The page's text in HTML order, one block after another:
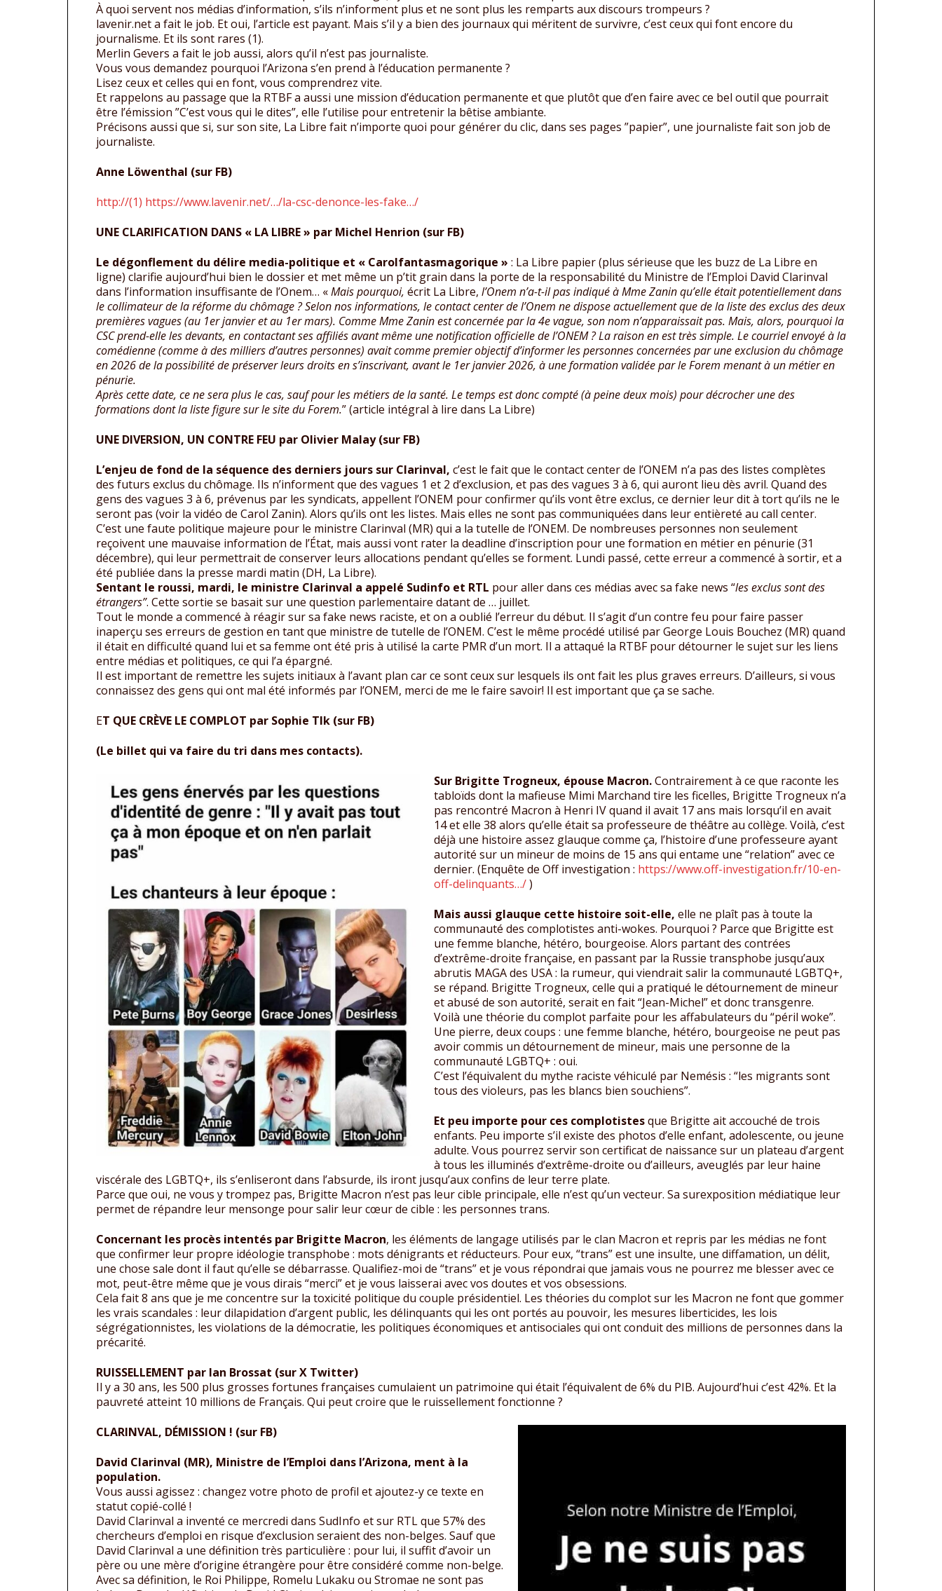
À quoi servent nos médias d’information, s’ils n’informent plus et ne sont plus les remparts aux discours trompeurs ?
lavenir.net a fait le job. Et oui, l’article est payant. Mais s’il y a bien des journaux qui méritent de survivre, c’est ceux qui font encore du
journalisme. Et ils sont rares (1).
Merlin Gevers a fait le job aussi, alors qu’il n’est pas journaliste.
Vous vous demandez pourquoi l’Arizona s’en prend à l’éducation permanente ?
Lisez ceux et celles qui en font, vous comprendrez vite.
Et rappelons au passage que la RTBF a aussi une mission d’éducation permanente et que plutôt que d’en faire avec ce bel outil que pourrait
être l’émission ”C’est vous qui le dites”, elle l’utilise pour entretenir la bêtise ambiante.
Précisons aussi que si, sur son site, La Libre fait n’importe quoi pour générer du clic, dans ses pages ”papier”, une journaliste fait son job de
journaliste.
Anne Löwenthal (sur FB)
http://(1) https://www.lavenir.net/…/la-csc-denonce-les-fake…/
UNE CLARIFICATION DANS « LA LIBRE » par Michel Henrion (sur FB)
Le dégonflement du délire media-politique et « Carolfantasmagorique » : La Libre papier (plus sérieuse que les buzz de La Libre en
ligne) clarifie aujourd’hui bien le dossier et met même un p’tit grain dans la porte de la responsabilité du Ministre de l’Emploi David Clarinval
dans l’information insuffisante de l’Onem… «Mais pourquoi, écrit La Libre, l’Onem n’a-t-il pas indiqué à Mme Zanin qu’elle était potentiellement dans
le collimateur de la réforme du chômage ? Selon nos informations, le contact center de l’Onem ne dispose actuellement que de la liste des exclus des deux
premières vagues (au 1er janvier et au 1er mars). Comme Mme Zanin est concernée par la 4e vague, son nom n’apparaissait pas. Mais, alors, pourquoi la
CSC prend-elle les devants, en contactant ses affiliés avant même une notification officielle de l’ONEM ? La raison en est très simple. Le courriel envoyé à la
comédienne (comme à des milliers d’autres personnes) avait comme premier objectif d’informer les personnes concernées par une exclusion du chômage
en 2026 de la possibilité de préserver leurs droits en s’inscrivant, avant le 1er janvier 2026, à une formation validée par le Forem menant à un métier en
pénurie.
Après cette date, ce ne sera plus le cas, sauf pour les métiers de la santé. Le temps est donc compté (à peine deux mois) pour décrocher une des
formations dont la liste figure sur le site du Forem.” (article intégral à lire dans La Libre)
UNE DIVERSION, UN CONTRE FEU par Olivier Malay (sur FB)
L’enjeu de fond de la séquence des derniers jours sur Clarinval, c’est le fait que le contact center de l’ONEM n’a pas des listes complètes
des futurs exclus du chômage. Ils n’informent que des vagues 1 et 2 d’exclusion, et pas des vagues 3 à 6, qui auront lieu dès avril. Quand des
gens des vagues 3 à 6, prévenus par les syndicats, appellent l’ONEM pour confirmer qu’ils vont être exclus, ce dernier leur dit à tort qu’ils ne le
seront pas (voir la vidéo de Carol Zanin). Alors qu’ils ont les listes. Mais elles ne sont pas communiquées dans leur entièreté au call center.
C’est une faute politique majeure pour le ministre Clarinval (MR) qui a la tutelle de l’ONEM. De nombreuses personnes non seulement
reçoivent une mauvaise information de l’État, mais aussi vont rater la deadline d’inscription pour une formation en métier en pénurie (31
décembre), qui leur permettrait de conserver leurs allocations pendant qu’elles se forment. Lundi passé, cette erreur a commencé à sortir, et a
été publiée dans la presse mardi matin (DH, La Libre).
Sentant le roussi, mardi, le ministre Clarinval a appelé Sudinfo et RTL pour aller dans ces médias avec sa fake news “les exclus sont des
étrangers”. Cette sortie se basait sur une question parlementaire datant de … juillet.
Tout le monde a commencé à réagir sur sa fake news raciste, et on a oublié l’erreur du début. Il s’agit d’un contre feu pour faire passer
inaperçu ses erreurs de gestion en tant que ministre de tutelle de l’ONEM. C’est le même procédé utilisé par George Louis Bouchez (MR) quand
il était en difficulté quand lui et sa femme ont été pris à utilisé la carte PMR d’un mort. Il a attaqué la RTBF pour détourner le sujet sur les liens
entre médias et politiques, ce qui l’a épargné.
Il est important de remettre les sujets initiaux à l’avant plan car ce sont ceux sur lesquels ils ont fait les plus graves erreurs. D’ailleurs, si vous
connaissez des gens qui ont mal été informés par l’ONEM, merci de me le faire savoir! Il est important que ça se sache.
ET QUE CRÈVE LE COMPLOT par Sophie Tlk (sur FB)
(Le billet qui va faire du tri dans mes contacts).
Sur Brigitte Trogneux, épouse Macron.Contrairement à ce que raconte les
tabloïds dont la mafieuse Mimi Marchand tire les ficelles, Brigitte Trogneux n’a
pas rencontré Macron à Henri IV quand il avait 17 ans mais lorsqu’il en avait
14 et elle 38 alors qu’elle était sa professeure de théâtre au collège. Voilà, c’est
déjà une histoire assez glauque comme ça, l’histoire d’une professeure ayant
autorité sur un mineur de moins de 15 ans qui entame une “relation” avec ce
dernier. (Enquête de Off investigation : https://www.off-investigation.fr/10-en-
off-delinquants…/)
Mais aussi glauque cette histoire soit-elle, elle ne plaît pas à toute la
communauté des complotistes anti-wokes. Pourquoi ? Parce que Brigitte est
une femme blanche, hétéro, bourgeoise. Alors partant des contrées
d’extrême-droite française, en passant par la Russie transphobe jusqu’aux
abrutis MAGA des USA : la rumeur, qui viendrait salir la communauté LGBTQ+,
se répand. Brigitte Trogneux, celle qui a pratiqué le détournement de mineur
et abusé de son autorité, serait en fait “Jean-Michel” et donc transgenre.
Voilà une théorie du complot parfaite pour les affabulateurs du “péril woke”.
Une pierre, deux coups : une femme blanche, hétéro, bourgeoise ne peut pas
avoir commis un détournement de mineur, mais une personne de la
communauté LGBTQ+ : oui.
C’est l’équivalent du mythe raciste véhiculé par Nemésis : “les migrants sont
tous des violeurs, pas les blancs bien souchiens”.
Et peu importe pour ces complotistesque Brigitte ait accouché de trois
enfants. Peu importe s’il existe des photos d’elle enfant, adolescente, ou jeune
adulte. Vous pourrez servir son certificat de naissance sur un plateau d’argent
à tous les illuminés d’extrême-droite ou d’ailleurs, aveuglés par leur haine
viscérale des LGBTQ+, ils s’enliseront dans l’absurde, ils iront jusqu’aux confins de leur terre plate.
Parce que oui, ne vous y trompez pas, Brigitte Macron n’est pas leur cible principale, elle n’est qu’un vecteur. Sa surexposition médiatique leur
permet de répandre leur mensonge pour salir leur cœur de cible : les personnes trans.
Concernant les procès intentés par Brigitte Macron, les éléments de langage utilisés par le clan Macron et repris par les médias ne font
que confirmer leur propre idéologie transphobe : mots dénigrants et réducteurs. Pour eux, “trans” est une insulte, une diffamation, un délit,
une chose sale dont il faut qu’elle se débarrasse. Qualifiez-moi de “trans” et je vous répondrai que jamais vous ne pourrez me blesser avec ce
mot, peut-être même que je vous dirais “merci” et je vous laisserai avec vos doutes et vos obsessions.
Cela fait 8 ans que je me concentre sur la toxicité politique du couple présidentiel. Les théories du complot sur les Macron ne font que gommer
les vrais scandales : leur dilapidation d’argent public, les délinquants qui les ont portés au pouvoir, les mesures liberticides, les lois
ségrégationnistes, les violations de la démocratie, les politiques économiques et antisociales qui ont conduit des millions de personnes dans la
précarité.
RUISSELLEMENT par Ian Brossat (sur X Twitter)
Il y a 30 ans, les 500 plus grosses fortunes françaises cumulaient un patrimoine qui était l’équivalent de 6% du PIB. Aujourd’hui c’est 42%. Et la
pauvreté atteint 10 millions de Français. Qui peut croire que le ruissellement fonctionne ?
CLARINVAL, DÉMISSION ! (sur FB)
David Clarinval (MR), Ministre de l’Emploi dans l’Arizona, ment à la
population.
Vous aussi agissez : changez votre photo de profil et ajoutez-y ce texte en
statut copié-collé !
David Clarinval a inventé ce mercredi dans SudInfo et sur RTL que 57% des
chercheurs d’emploi en risque d’exclusion seraient des non-belges. Sauf que
David Clarinval a une définition très particulière : pour lui, il suffit d’avoir un
père ou une mère d’origine étrangère pour être considéré comme non-belge.
Avec sa définition, le Roi Philippe, Romelu Lukaku ou Stromae ne sont pas